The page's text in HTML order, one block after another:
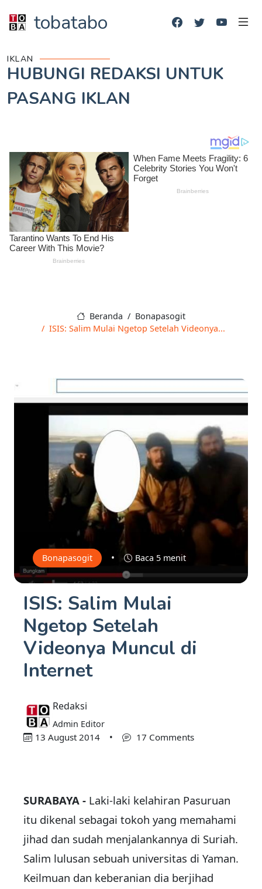
tobatabo
IKLAN
HUBUNGI REDAKSI UNTUK
PASANG IKLAN
Beranda
Bonapasogit
ISIS: Salim Mulai Ngetop Setelah Videonya...
Bonapasogit • Baca 5 menit
ISIS: Salim Mulai
Ngetop Setelah
Videonya Muncul di
Internet
Redaksi
Admin Editor
13 August 2014 • 17 Comments
SURABAYA - Laki-laki kelahiran Pasuruan
itu dikenal sebagai tokoh yang memahami
jihad dan sudah menjalankannya di Suriah.
Salim lulusan sebuah universitas di Yaman.
Keilmuan dan keberanian dia berjihad